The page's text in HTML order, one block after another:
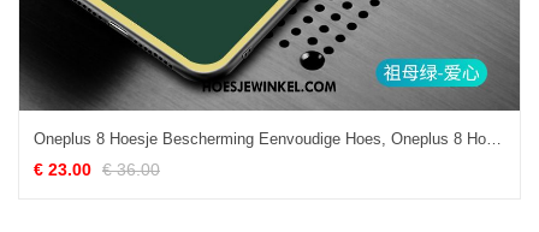
Oneplus 8 Hoesje Bescherming Eenvoudige Hoes, Oneplus 8 Hoesje Liefde Mode
€ 23.00 € 36.00